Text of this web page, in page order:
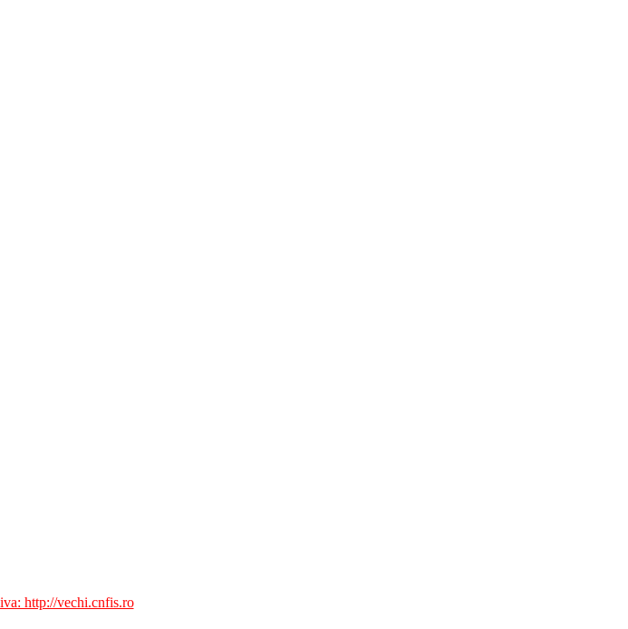
http://vechi.cnfis.ro